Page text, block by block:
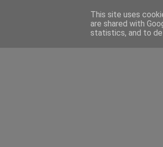
This site uses
are shared with
statistics, and to